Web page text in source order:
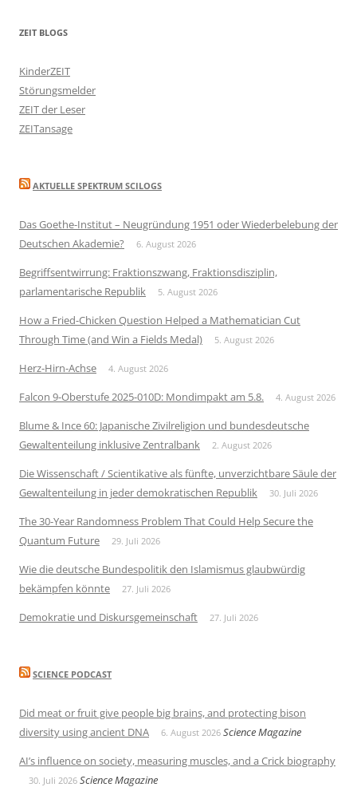
ZEIT BLOGS
KinderZEIT
Störungsmelder
ZEIT der Leser
ZEITansage
AKTUELLE SPEKTRUM SCILOGS
Das Goethe-Institut – Neugründung 1951 oder Wiederbelebung der
Deutschen Akademie?
6. August 2026
Begriffsentwirrung: Fraktionszwang, Fraktionsdisziplin,
parlamentarische Republik
5. August 2026
How a Fried-Chicken Question Helped a Mathematician Cut
Through Time (and Win a Fields Medal)
5. August 2026
Herz-Hirn-Achse 4. August 2026
Falcon 9-Oberstufe 2025-010D: Mondimpakt am 5.8. 4. August 2026
Blume & Ince 60: Japanische Zivilreligion und bundesdeutsche
Gewaltenteilung inklusive Zentralbank
2. August 2026
Die Wissenschaft / Scientikative als fünfte, unverzichtbare Säule der
Gewaltenteilung in jeder demokratischen Republik
30. Juli 2026
The 30-Year Randomness Problem That Could Help Secure the
Quantum Future
29. Juli 2026
Wie die deutsche Bundespolitik den Islamismus glaubwürdig
bekämpfen könnte
27. Juli 2026
Demokratie und Diskursgemeinschaft 27. Juli 2026
SCIENCE PODCAST
Did meat or fruit give people big brains, and protecting bison
diversity using ancient DNA
6. August 2026 Science Magazine
AI’s influence on society, measuring muscles, and a Crick biography
30. Juli 2026 Science Magazine